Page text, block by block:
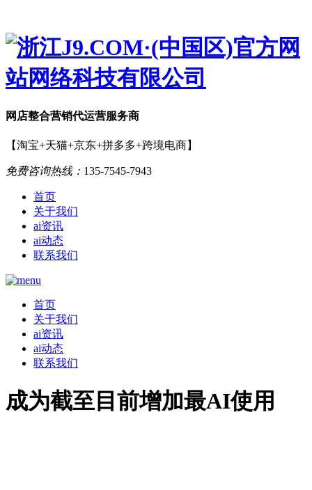
网店整合营销代运营服务商
【淘宝+天猫+京东+拼多多+跨境电商】
免费咨询热线： 135-7545-7943
首页
关于我们
ai资讯
ai动态
联系我们
首页
关于我们
ai资讯
ai动态
联系我们
成为截至目前增加最AI使用